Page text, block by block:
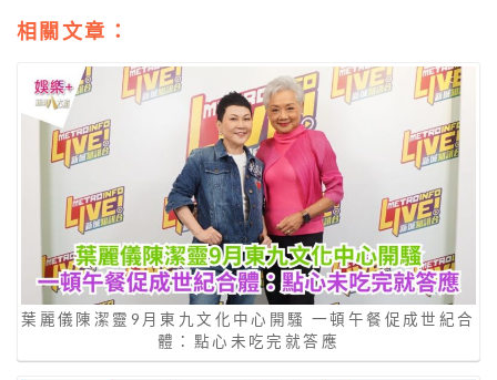
相關文章：
葉麗儀陳潔靈9月東九文化中心開騷 一頓午餐促成世紀合
體：點心未吃完就答應